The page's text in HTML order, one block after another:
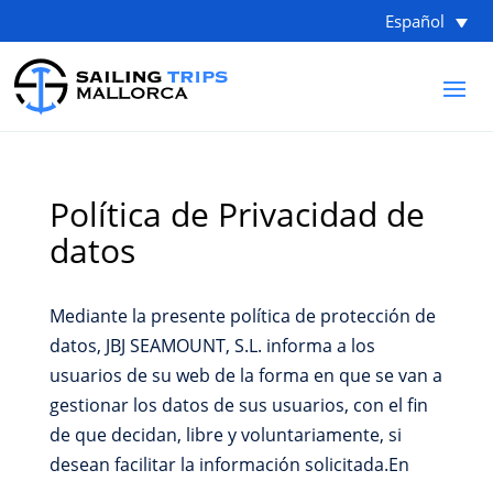
Español
Política de Privacidad de
datos
Mediante la presente política de protección de
datos, JBJ SEAMOUNT, S.L. informa a los
usuarios de su web de la forma en que se van a
gestionar los datos de sus usuarios, con el fin
de que decidan, libre y voluntariamente, si
desean facilitar la información solicitada.En